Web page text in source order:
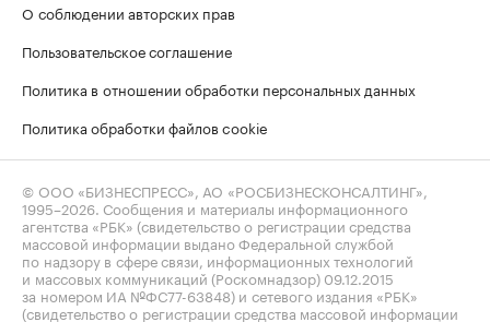
О соблюдении авторских прав
Пользовательское соглашение
Политика в отношении обработки персональных данных
Политика обработки файлов cookie
© ООО «БИЗНЕСПРЕСС», АО «РОСБИЗНЕСКОНСАЛТИНГ»,
1995–2026. Сообщения и материалы информационного
агентства «РБК» (свидетельство о регистрации средства
массовой информации выдано Федеральной службой
по надзору в сфере связи, информационных технологий
и массовых коммуникаций (Роскомнадзор) 09.12.2015
за номером ИА №ФС77-63848) и сетевого издания «РБК»
(свидетельство о регистрации средства массовой информации